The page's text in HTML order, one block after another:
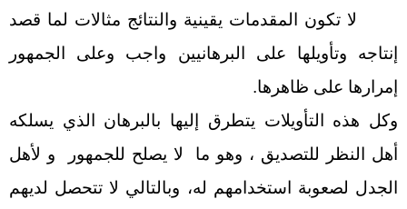
تكون المقدمات يقينية والنتائج مثالات لما قصد
إنتاجه وتأويلها على البرهانيين واجب وعلى الجمهور
إمرارها على ظاهرها.
وكل هذه التأويلات يتطرق إليها بالبرهان الذي يسلكه
أهل النظر للتصديق ، وهو ما لا يصلح للجمهور و لأهل
الجدل لصعوبة استخدامهم له، وبالتالي لا تتحصل لديهم